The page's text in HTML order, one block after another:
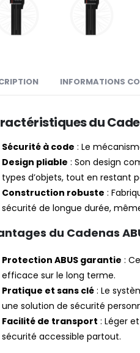
INFORMATIONS
du
Sécurité à code : Le
Design pliable : Son design
types d’objets, tout en restant
Construction robuste :
sécurité de longue durée,
du Cadenas
Protection ABUS garantie :
efficace sur le long terme.
Pratique et sans clé: Le
une solution de sécurité
Facilité de transport : Léger
sécurité accessible partout.